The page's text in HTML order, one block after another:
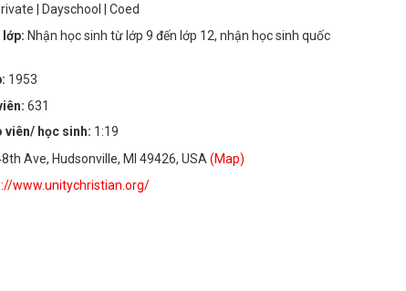
| Dayschool
| Coed
lớp:Nhận học sinh từ lớp 9 đến lớp 12, nhận học sinh quốc
1953
631
viên/ học sinh: 1:19
Ave, Hudsonville, MI 49426, USA(Map)
www.unitychristian.org/